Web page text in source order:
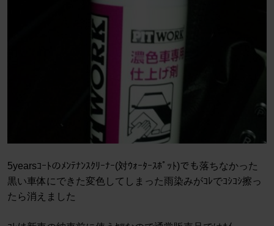
5yearsｺｰﾄのﾒﾝﾃﾅﾝｽｸﾘｰﾅｰ(対ｳｫｰﾀｰｽﾎﾟｯﾄ)でも落ちなかった
黒い車体にできた変色してしまった雨染みがｺﾚでｺｼｺｼ擦っ
たら消えました